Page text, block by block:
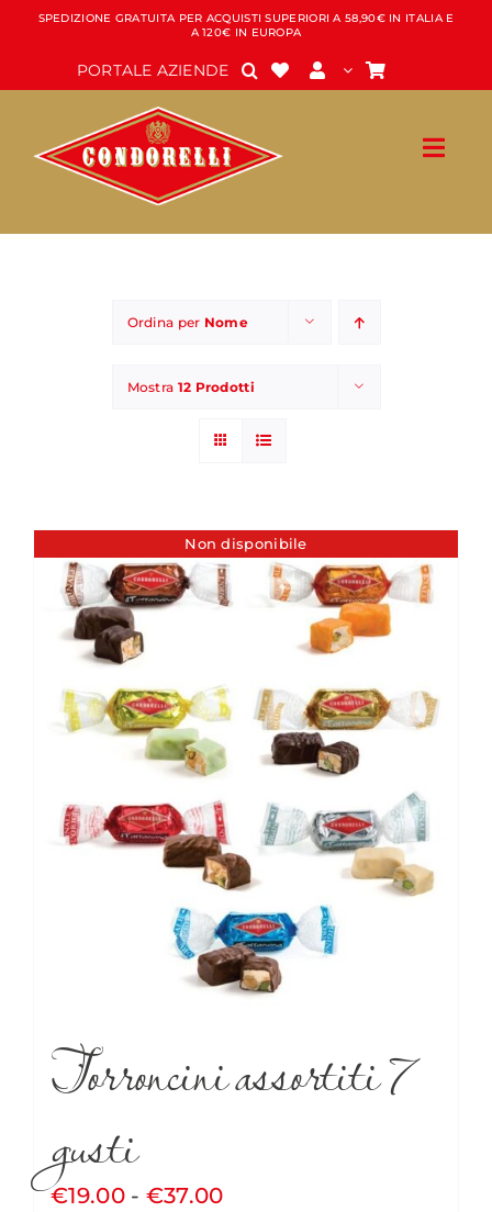
Salta
contenuto
SPEDIZIONE GRATUITA PER ACQUISTI SUPERIORI A 58,90€ IN ITALIA E
A 120€ IN EUROPA
PORTALE AZIENDE
Ordina per Nome
Mostra 12 Prodotti
Non disponibile
Torroncini assortiti 7
gusti
€19.00 - €37.00Fascia